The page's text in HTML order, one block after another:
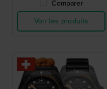
Comparer
Voir les produits